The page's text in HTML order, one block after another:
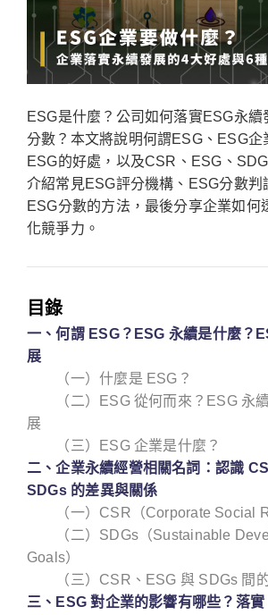
ESG是什麼？公司如何落實ESG永續
分數？本文將說明何謂ESG、ESG企
ESG的好處，以及CSR、ESG、
介紹常見ESG評分機構、ESG分數判
ESG分數的方法，最後分享企業如何
化競爭力。
目錄
一、何謂 ESG？ESG 永續是什麼？
展
（一）什麼是 ESG？
（二）ESG 從何而來？ESG 永
展
（三）ESG 企業是什麼？
二、企業永續經營相關名詞：認識
SDGs 的差異與關係
（一）CSR（Corporate Social
（二）SDGs（Sustainable
Goals）
（三）CSR、ESG 與 SDGs 間
三、ESG 對企業的影響有哪些？落